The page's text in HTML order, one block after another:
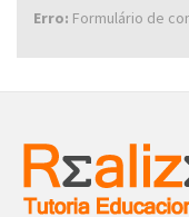
Erro: Formulário de